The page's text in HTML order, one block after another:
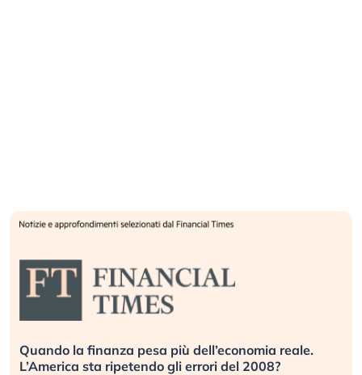
Quando la finanza pesa più dell’economia reale.
L’America sta ripetendo gli errori del 2008?